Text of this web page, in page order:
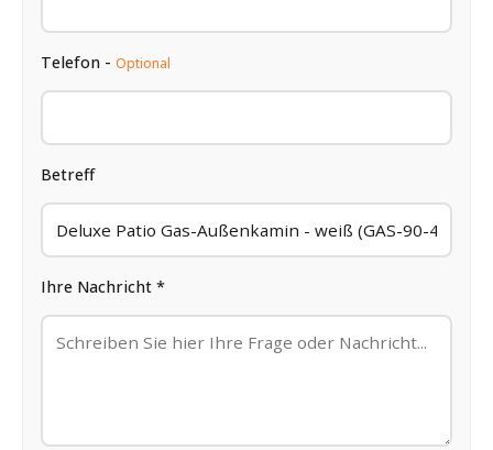
Telefon - Optional
Betreff
Ihre Nachricht *